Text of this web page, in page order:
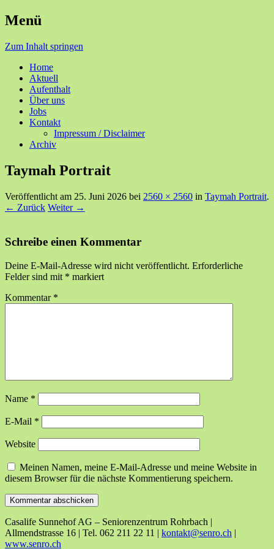
Rohrbach
Menü
Zum Inhalt springen
Home
Aktuell
Aufenthalt
Über uns
Jobs
Kontakt
Impressum / Disclaimer
Archiv
Taymah Portrait
Veröffentlicht am 25. Juni 2026 bei 2560 × 2560 in Taymah Portrait.
← Zurück Weiter →
Schreibe einen Kommentar
Deine E-Mail-Adresse wird nicht veröffentlicht. Erforderliche
Felder sind mit * markiert
Kommentar *
Name *
E-Mail *
Website
Meinen Namen, meine E-Mail-Adresse und meine Website in
diesem Browser für die nächste Kommentierung speichern.
Casalife Sunnehof AG – Seniorenzentrum Rohrbach |
Allmendstrasse 16 | Tel. 062 211 22 11 | kontakt@senro.ch |
www.senro.ch